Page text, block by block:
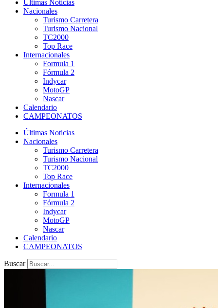
Últimas Noticias
Nacionales
Turismo Carretera
Turismo Nacional
TC2000
Top Race
Internacionales
Formula 1
Fórmula 2
Indycar
MotoGP
Nascar
Calendario
CAMPEONATOS
Últimas Noticias
Nacionales
Turismo Carretera
Turismo Nacional
TC2000
Top Race
Internacionales
Formula 1
Fórmula 2
Indycar
MotoGP
Nascar
Calendario
CAMPEONATOS
Buscar